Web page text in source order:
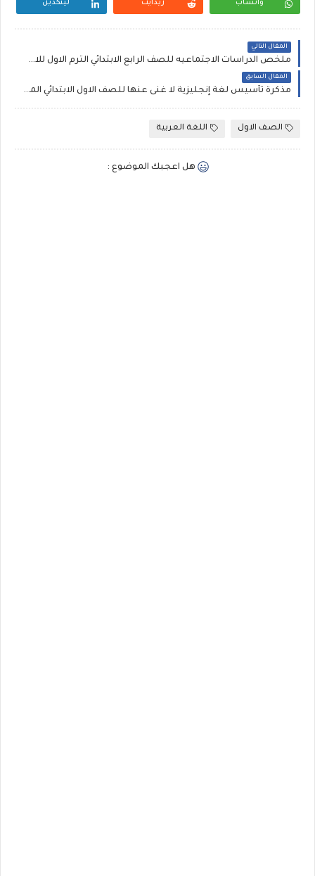
واتساب ريدايت لينكدين
المقال التالي
ملخص الدراسات الاجتماعيه للصف الرابع الابتدائي الترم الاول للاستاذ بدر محمد
المقال السابق
مذكرة تأسيس لغة إنجليزية لا غنى عنها للصف الاول الابتدائي المنهج الجديد.
الصف الاول اللغة العربية
هل اعجبك الموضوع :